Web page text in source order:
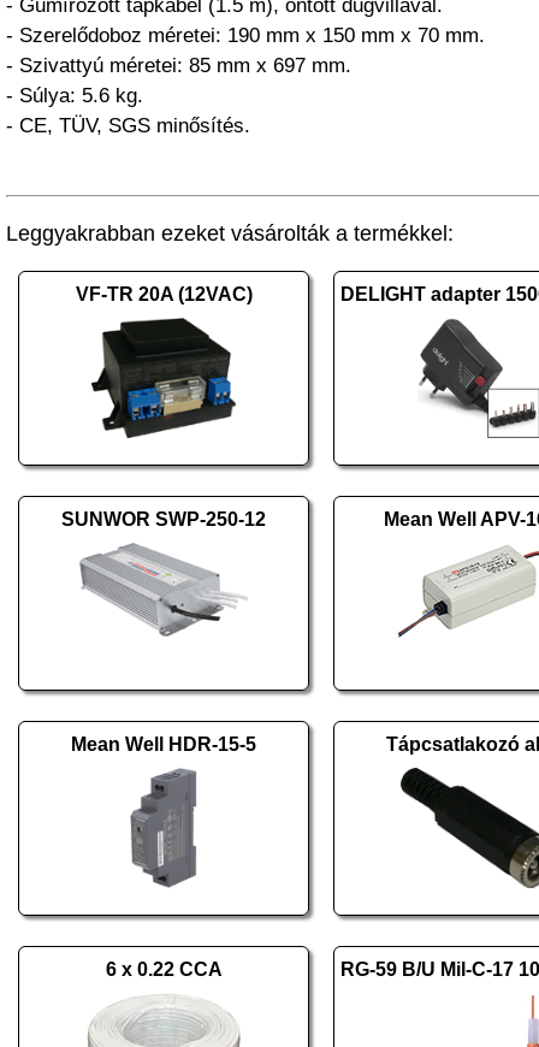
- Gumírozott tápkábel (1.5 m), öntött dugvillával.
- Szerelődoboz méretei: 190 mm x 150 mm x 70 mm.
- Szivattyú méretei: 85 mm x 697 mm.
- Súlya: 5.6 kg.
- CE, TÜV, SGS minősítés.
Leggyakrabban ezeket vásárolták a termékkel:
VF-TR 20A (12VAC)
SUNWOR SWP-250-12 Mean Well APV-
Mean Well HDR-15-5 Tápcsatlakozó
6 x 0.22 CCA